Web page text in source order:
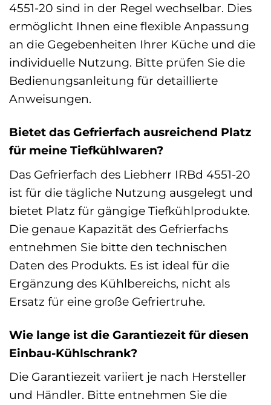
4551-20 sind in der Regel wechselbar. Dies
ermöglicht Ihnen eine flexible Anpassung
an die Gegebenheiten Ihrer Küche und die
individuelle Nutzung. Bitte prüfen Sie die
Bedienungsanleitung für detaillierte
Anweisungen.
Bietet das Gefrierfach ausreichend Platz
für meine Tiefkühlwaren?
Das Gefrierfach des Liebherr IRBd 4551-20
ist für die tägliche Nutzung ausgelegt und
bietet Platz für gängige Tiefkühlprodukte.
Die genaue Kapazität des Gefrierfachs
entnehmen Sie bitte den technischen
Daten des Produkts. Es ist ideal für die
Ergänzung des Kühlbereichs, nicht als
Ersatz für eine große Gefriertruhe.
Wie lange ist die Garantiezeit für diesen
Einbau-Kühlschrank?
Die Garantiezeit variiert je nach Hersteller
und Händler. Bitte entnehmen Sie die